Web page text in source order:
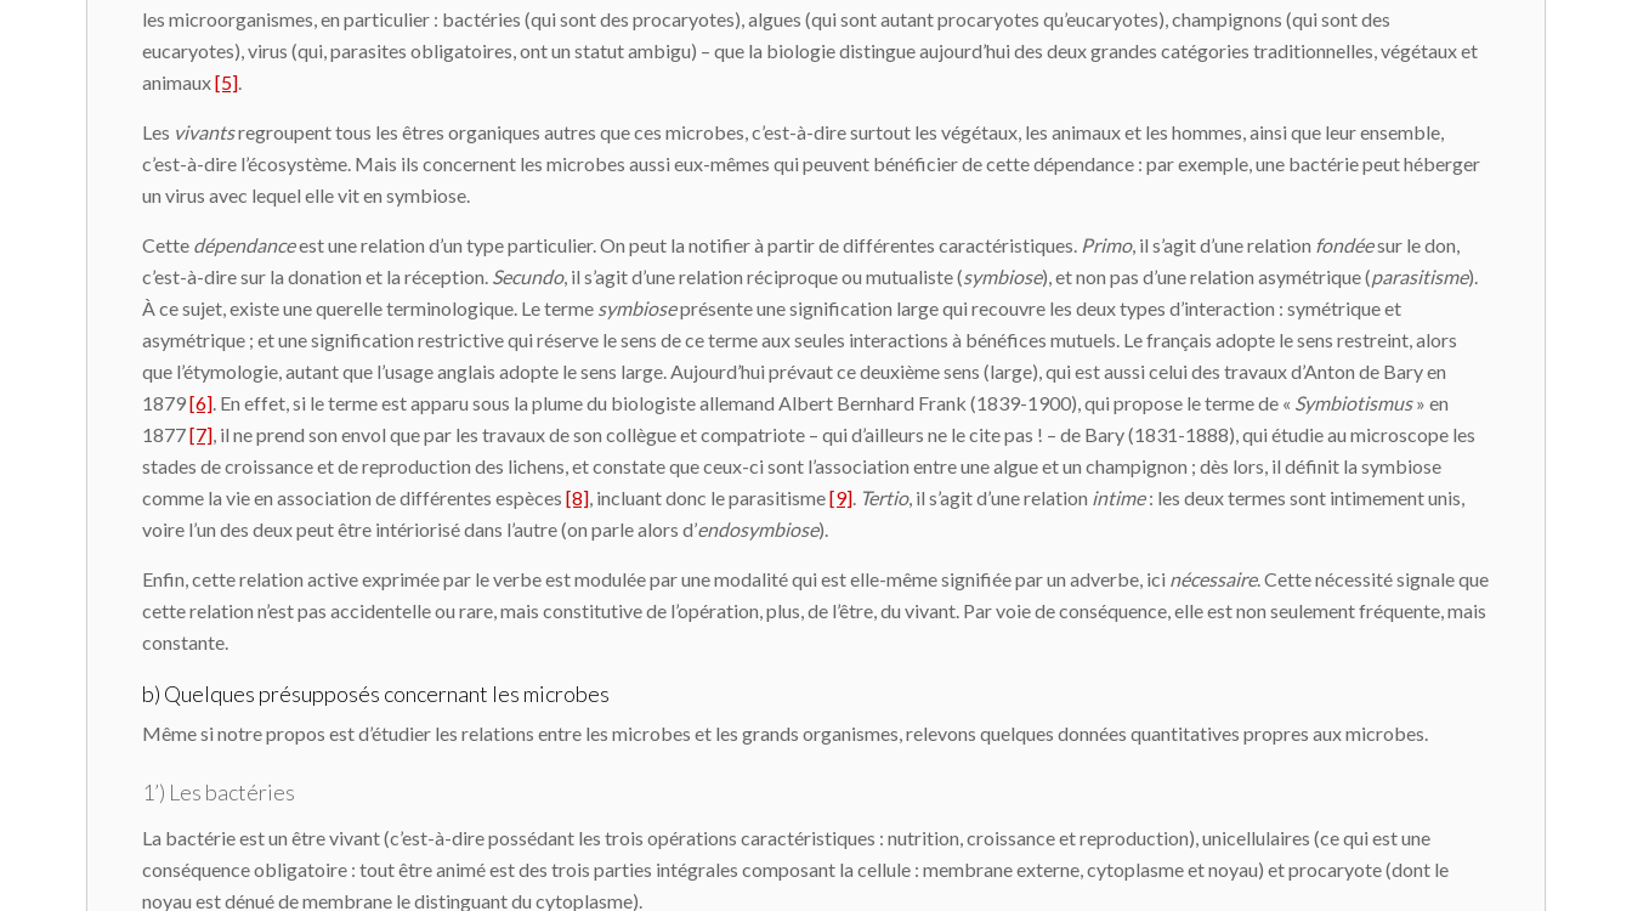
les microorganismes, en particulier : bactéries (qui sont des procaryotes), algues (qui sont autant procaryotes qu’eucaryotes), champignons (qui sont des
eucaryotes), virus (qui, parasites obligatoires, ont un statut ambigu) – que la biologie distingue aujourd’hui des deux grandes catégories traditionnelles, végétaux et
animaux[5]
Les vivantsregroupent tous les êtres organiques autres que ces microbes, c’est-à-dire surtout les végétaux, les animaux et les hommes, ainsi que leur ensemble,
c’est-à-dire l’écosystème. Mais ils concernent les microbes aussi eux-mêmes qui peuvent bénéficier de cette dépendance : par exemple, une bactérie peut héberger
un virus avec lequel elle vit en symbiose.
Cette dépendanceest une relation d’un type particulier. On peut la notifier à partir de différentes caractéristiques. Primo, il s’agit d’une relation fondéesur le don,
c’est-à-dire sur la donation et la réception. Secundo, il s’agit d’une relation réciproque ou mutualiste (symbiose), et non pas d’une relation asymétrique (parasitisme).
À ce sujet, existe une querelle terminologique. Le terme symbioseprésente une signification large qui recouvre les deux types d’interaction : symétrique et
asymétrique ; et une signification restrictive qui réserve le sens de ce terme aux seules interactions à bénéfices mutuels. Le français adopte le sens restreint, alors
que l’étymologie, autant que l’usage anglais adopte le sens large. Aujourd’hui prévaut ce deuxième sens (large), qui est aussi celui des travaux d’Anton de Bary en
1879[6] . En effet, si le terme est apparu sous la plume du biologiste allemand Albert Bernhard Frank (1839-1900), qui propose le terme de « Symbiotismus» en
1877[7] , il ne prend son envol que par les travaux de son collègue et compatriote – qui d’ailleurs ne le cite pas ! – de Bary (1831-1888), qui étudie au microscope les
stades de croissance et de reproduction des lichens, et constate que ceux-ci sont l’association entre une algue et un champignon ; dès lors, il définit la symbiose
comme la vie en association de différentes espèces [8] , incluant donc le parasitisme[9] Tertio, il s’agit d’une relation intime: les deux termes sont intimement unis,
voire l’un des deux peut être intériorisé dans l’autre (on parle alors d’endosymbiose).
Enfin, cette relation active exprimée par le verbe est modulée par une modalité qui est elle-même signifiée par un adverbe, ici nécessaire. Cette nécessité signale que
cette relation n’est pas accidentelle ou rare, mais constitutive de l’opération, plus, de l’être, du vivant. Par voie de conséquence, elle est non seulement fréquente, mais
constante.
b) Quelques présupposés concernant les microbes
Même si notre propos est d’étudier les relations entre les microbes et les grands organismes, relevons quelques données quantitatives propres aux microbes.
1’) Les bactéries
La bactérie est un être vivant (c’est-à-dire possédant les trois opérations caractéristiques : nutrition, croissance et reproduction), unicellulaires (ce qui est une
conséquence obligatoire : tout être animé est des trois parties intégrales composant la cellule : membrane externe, cytoplasme et noyau) et procaryote (dont le
noyau est dénué de membrane le distinguant du cytoplasme).